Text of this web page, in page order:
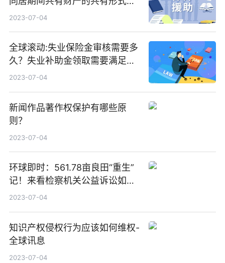
何理解？ 当前视讯
2023-07-04
全球滚动:失业保险金审核需要多
久？失业补助金领取需要满足哪
三个条件？
2023-07-04
新闻作品著作权保护有哪些原
则？
2023-07-04
环球即时：561.78亩良田“重生”
记！来看检察机关公益诉讼如何
让灾毁地变“聚宝盆”
2023-07-04
知识产权侵权行为应该如何维权-
全球讯息
2023-07-04